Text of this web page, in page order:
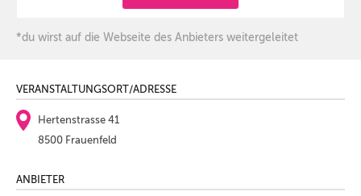
*du wirst auf die Webseite des Anbieters weitergeleitet
VERANSTALTUNGSORT/ADRESSE
Hertenstrasse 41
8500 Frauenfeld
ANBIETER